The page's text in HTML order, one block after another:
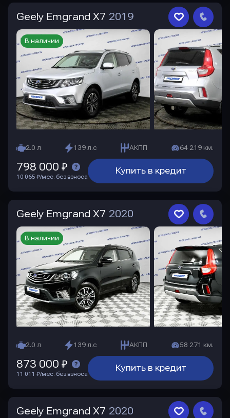
Geely Emgrand X7 2019
2.0 л 139 л.с АКПП 64 219 км.
В наличии
Купить в кредит
798 000 ₽
10 065 ₽/мес. без взноса
Geely Emgrand X7 2020
2.0 л 139 л.с АКПП 58 271 км.
В наличии
Купить в кредит
873 000 ₽
11 011 ₽/мес. без взноса
Geely Emgrand X7 2020